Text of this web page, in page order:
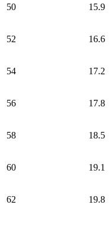
50 15.9
52 16.6
54 17.2
56 17.8
58 18.5
60 19.1
62 19.8